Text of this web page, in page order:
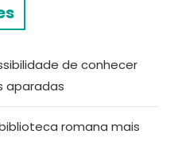
de conhecer
aparadas
romana mais